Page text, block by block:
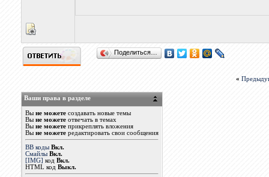
Поделиться…
«
Ваши права в разделе
Вы не можетесоздавать новые темы
Вы не можетеотвечать в темах
Вы не можетеприкреплять вложения
Вы не можетередактировать свои сообщения
BB коды Вкл.
Смайлы Вкл.
[IMG] код Вкл.
HTML код Выкл.